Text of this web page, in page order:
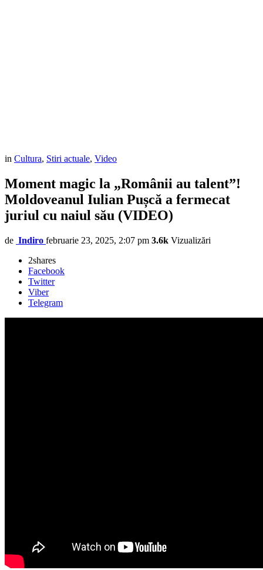
in Cultura, Stiri actuale, Video
Moment magic la „Românii au talent”!
Moldoveanul Iulian Pușcă a fermecat
juriul cu naiul său (VIDEO)
de Indiro februarie 23, 2025, 2:07 pm 3.6k Vizualizări
2shares
Facebook
Twitter
Viber
Telegram